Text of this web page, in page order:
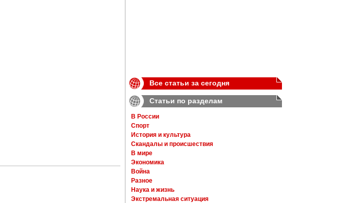
Все статьи за сегодня
Статьи по разделам
В России
Спорт
История и культура
Скандалы и происшествия
В мире
Экономика
Война
Разное
Наука и жизнь
Экстремальная ситуация